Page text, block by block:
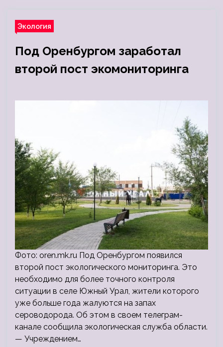
Экология
Под Оренбургом заработал
второй пост экомониторинга
Фото: oren.mk.ru Под Оренбургом появился
второй пост экологического мониторинга. Это
необходимо для более точного контроля
ситуации в селе Южный Урал, жители которого
уже больше года жалуются на запах
сероводорода. Об этом в своем телеграм-
канале сообщила экологическая служба области.
— Учреждением…